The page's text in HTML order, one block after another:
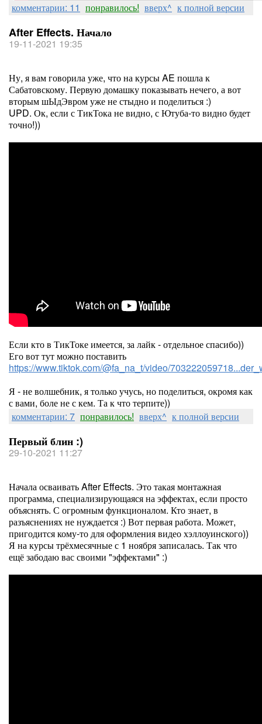
комментарии: 11 понравилось! вверх^ к полной версии
After Effects. Начало
19-11-2021 19:35
Ну, я вам говорила уже, что на курсы AE пошла к
Сабатовскому. Первую домашку показывать нечего, а вот
вторым шЫдЭвром уже не стыдно и поделиться :)
UPD. Ок, если с ТикТока не видно, с Ютуба-то видно будет
точно!))
Если кто в ТикТоке имеется, за лайк - отдельное спасибо))
Его вот тут можно поставить
https://www.tiktok.com/@fa_na_t/video/
Я - не волшебник, я только учусь, но поделиться, окромя как
с вами, боле не с кем. Та к что терпите))
комментарии: 7 понравилось! вверх^ к полной версии
Первый блин :)
29-10-2021 11:27
Начала осваивать After Effects. Это такая монтажная
программа, специализирующаяся на эффектах, если просто
объяснять. С огромным функционалом. Кто знает, в
разъяснениях не нуждается :) Вот первая работа. Может,
пригодится кому-то для оформления видео хэллоуинского))
Я на курсы трёхмесячные с 1 ноября записалась. Так что
ещё забодаю вас своими "эффектами" :)